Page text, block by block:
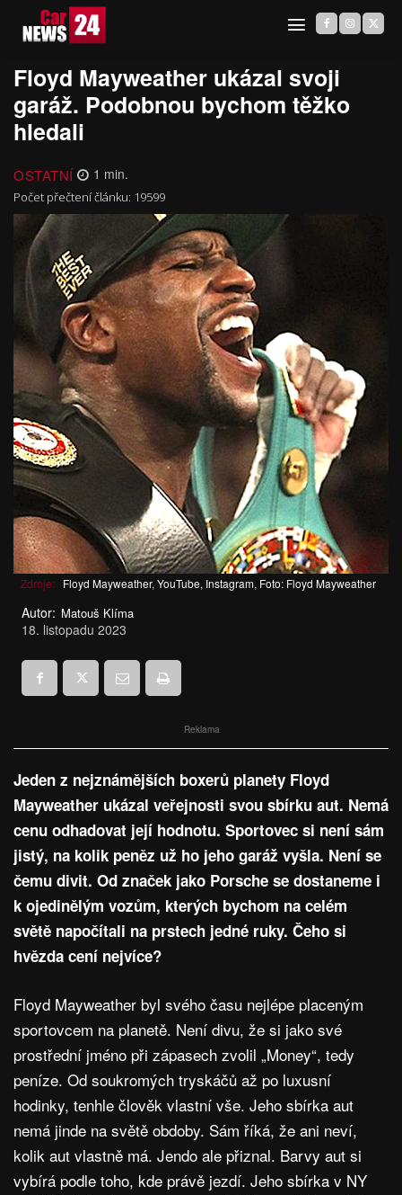
Floyd Mayweather ukázal svoji
garáž. Podobnou bychom těžko
hledali
OSTATNÍ 1 min.
Počet přečtení článku: 19599
Zdroje: Floyd Mayweather, YouTube, Instagram, Foto: Floyd Mayweather
Autor: Matouš Klíma
18. listopadu 2023
Reklama
Jeden z nejznámějších boxerů planety Floyd
Mayweather ukázal veřejnosti svou sbírku aut. Nemá
cenu odhadovat její hodnotu. Sportovec si není sám
jistý, na kolik peněz už ho jeho garáž vyšla. Není se
čemu divit. Od značek jako Porsche se dostaneme i
k ojedinělým vozům, kterých bychom na celém
světě napočítali na prstech jedné ruky. Čeho si
hvězda cení nejvíce?
Floyd Mayweather byl svého času nejlépe placeným
sportovcem na planetě. Není divu, že si jako své
prostřední jméno při zápasech zvolil „Money“, tedy
peníze. Od soukromých tryskáčů až po luxusní
hodinky, tenhle člověk vlastní vše. Jeho sbírka aut
nemá jinde na světě obdoby. Sám říká, že ani neví,
kolik aut vlastně má. Jendo ale přiznal. Barvy aut si
vybírá podle toho, kde právě jezdí. Jeho sbírka v NY